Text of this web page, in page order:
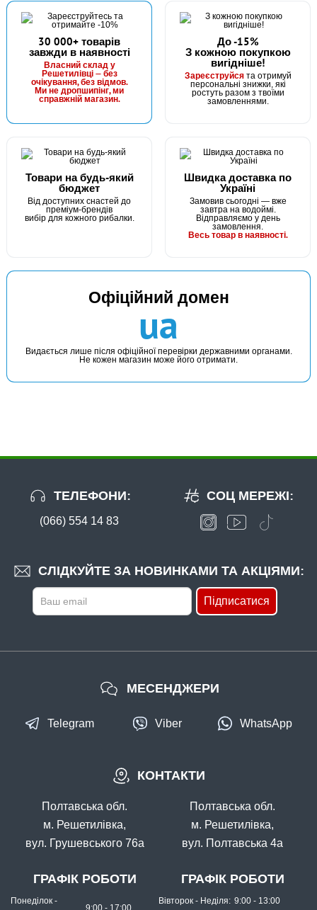
30 000+ товарів
завжди в наявності
Власний склад у
Решетилівці — без
очікування, без відмов.
Ми не дропшипінг, ми
справжній магазин.
До -15%
З кожною покупкою
вигідніше!
Зареєструйсята отримуй
персональні знижки, які
ростуть разом з твоїми
замовленнями.
Товари на будь-який
бюджет
Від доступних снастей до
преміум-брендів
вибір для кожного рибалки.
Швидка доставка по
Україні
Замовив сьогодні — вже
завтра на водоймі.
Відправляємо у день
замовлення.
Весь товар в наявності.
Офіційний домен
ua
Видається лише після офіційної перевірки державними органами.
Не кожен магазин може його отримати.
ТЕЛЕФОНИ:
(066) 554 14 83
СЛІДКУЙТЕ ЗА НОВИНКАМИ ТА АКЦІЯМИ:
Підписатися
СОЦ МЕРЕЖІ:
КОНТАКТИ
Полтавська обл.
м. Решетилівка,
вул. Грушевського 76а
ГРАФІК РОБОТИ
Понеділок -
Полтавська обл.
м. Решетилівка,
вул. Полтавська 4а
ГРАФІК РОБОТИ
Вівторок - Неділя: 9:00 - 13:00
МЕСЕНДЖЕРИ
Telegram Viber WhatsApp